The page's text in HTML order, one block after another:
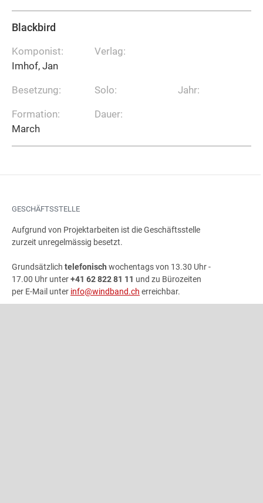
Blackbird
Komponist:
Imhof, Jan
Besetzung:
Formation:
March
Verlag:
Solo:
Dauer:
Jahr:
GESCHÄFTSSTELLE
Aufgrund von Projektarbeiten ist die Geschäftsstelle
zurzeit unregelmässig besetzt.
Grundsätzlich telefonisch wochentags von 13.30 Uhr -
17.00 Uhr unter+41 62 822 81 11 und zu Bürozeiten
per E-Mail unter info@windband.ch erreichbar.